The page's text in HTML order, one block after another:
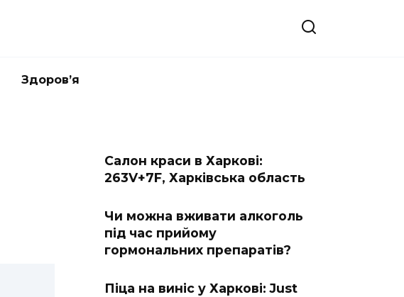
Здоров’я
Салон краси в Харкові:
263V+7F, Харківська область
Чи можна вживати алкоголь
під час прийому
гормональних препаратів?
Піца на виніс у Харкові: Just